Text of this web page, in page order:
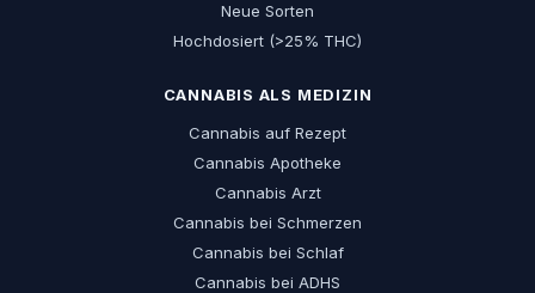
Neue Sorten
Hochdosiert (>25% THC)
CANNABIS ALS MEDIZIN
Cannabis auf Rezept
Cannabis Apotheke
Cannabis Arzt
Cannabis bei Schmerzen
Cannabis bei Schlaf
Cannabis bei ADHS